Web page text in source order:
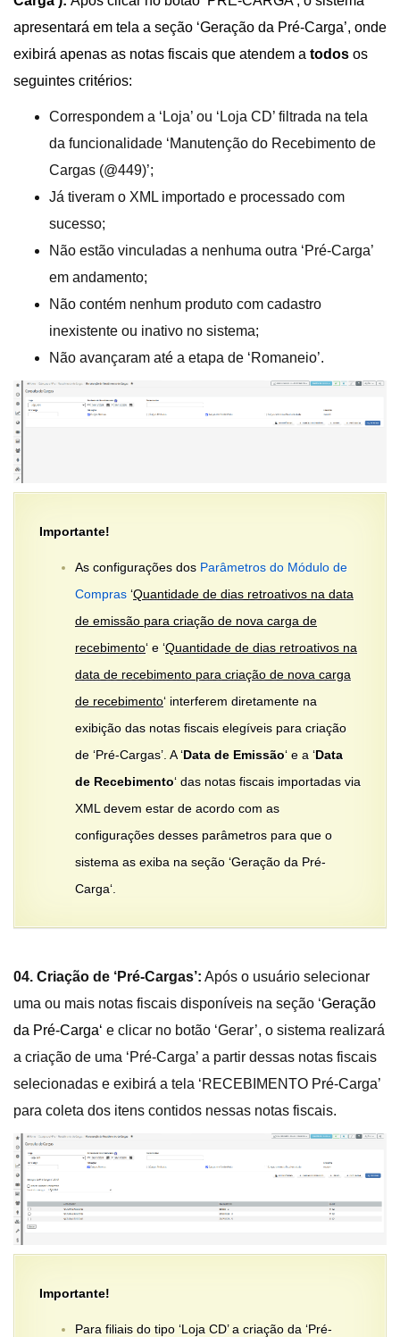
apresentará em tela a seção ‘Geração da Pré-Carga’, onde
exibirá apenas as notas fiscais que atendem a todos os
seguintes critérios:
Correspondem a ‘Loja’ ou ‘Loja CD’ filtrada na tela
da funcionalidade ‘Manutenção do Recebimento de
Cargas (@449)’;
Já tiveram o XML importado e processado com
sucesso;
Não estão vinculadas a nenhuma outra ‘Pré-Carga’
em andamento;
Não contém nenhum produto com cadastro
inexistente ou inativo no sistema;
Não avançaram até a etapa de ‘Romaneio’.
Importante!
As configurações dos Parâmetros do Módulo de
Compras ‘Quantidade de dias retroativos na data
de emissão para criação de nova carga de
recebimento‘ e ‘Quantidade de dias retroativos na
data de recebimento para criação de nova carga
de recebimento‘ interferem diretamente na
exibição das notas fiscais elegíveis para criação
de ‘Pré-Cargas’. A ‘Data de Emissão‘ e a ‘Data
de Recebimento‘ das notas fiscais importadas via
XML devem estar de acordo com as
configurações desses parâmetros para que o
sistema as exiba na seção ‘Geração da Pré-
Carga‘.
04. Criação de ‘Pré-Cargas’: Após o usuário selecionar
uma ou mais notas fiscais disponíveis na seção ‘Geração
da Pré-Carga‘ e clicar no botão ‘Gerar’, o sistema realizará
a criação de uma ‘Pré-Carga’ a partir dessas notas fiscais
selecionadas e exibirá a tela ‘RECEBIMENTO Pré-Carga’
para coleta dos itens contidos nessas notas fiscais.
Importante!
Para filiais do tipo ‘Loja CD’ a criação da ‘Pré-